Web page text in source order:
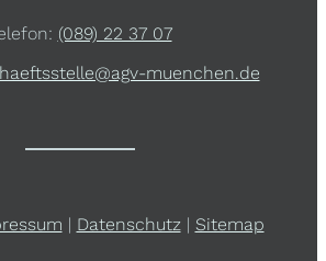
(089) 22 37 07
muenchen.de
| Datenschutz| Sitemap